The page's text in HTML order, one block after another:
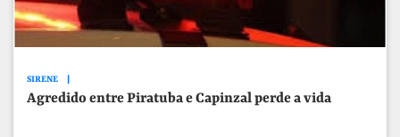
SIRENE
Agredido entre Piratuba e Capinzal perde a vida